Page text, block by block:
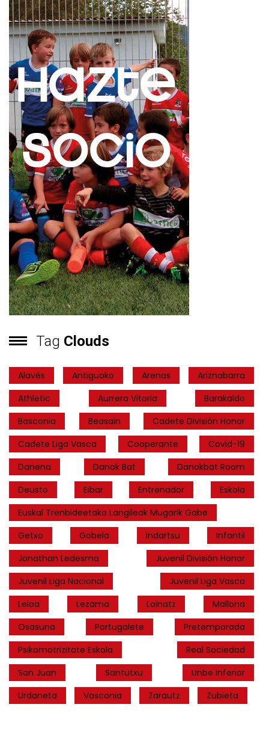
Tag Clouds
Alavés Antiguoko Arenas
Ariznabarra
Athletic
Aurrera Vitoria
Barakaldo
Basconia
Beasain
Cadete División Honor
Cadete Liga Vasca
Cooperante
Covid-19
Danena
Danok Bat
Danokbat Room
Deusto
Eibar Entrenador
Eskola
Euskal Trenbideetako Langileak Mugarik Gabe
Getxo
Gobela Indartsu
Infantil
Jonathan Ledesma
Juvenil División Honor
Juvenil Liga Nacional
Juvenil Liga Vasca
Leioa
Lezama Loinatz
Mallona
Osasuna
Portugalete
Pretemporada
Psikomotrizitate Eskola
Real Sociedad
San Juan
Santutxu
Unbe Inferior
Urdaneta
Vasconia Zarautz Zubieta